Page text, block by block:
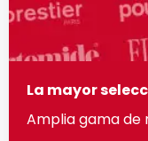
La mayor
Amplia gama de